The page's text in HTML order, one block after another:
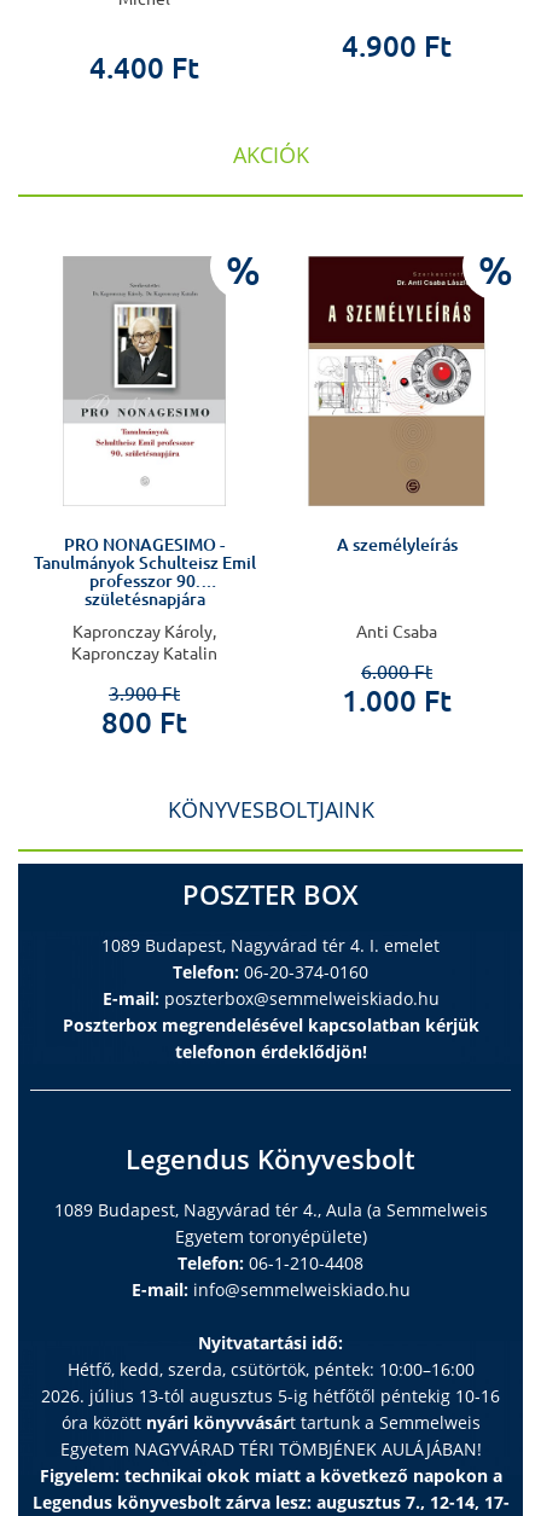
4.400 Ft
4.900 Ft
AKCIÓK
%
PRO NONAGESIMO -
Tanulmányok Schulteisz Emil
professzor 90.
születésnapjára
Kapronczay Károly,
Kapronczay Katalin
3.900 Ft
800 Ft
%
A személyleírás
Anti Csaba
6.000 Ft
1.000 Ft
KÖNYVESBOLTJAINK
POSZTER BOX
1089 Budapest, Nagyvárad tér 4. I. emelet
Telefon: 06-20-374-0160
E-mail: poszterbox@semmelweiskiado.hu
Poszterbox megrendelésével kapcsolatban kérjük
telefonon érdeklődjön!
Legendus Könyvesbolt
1089 Budapest, Nagyvárad tér 4., Aula (a Semmelweis
Egyetem toronyépülete)
Telefon: 06-1-210-4408
E-mail: info@semmelweiskiado.hu
Nyitvatartási idő:
Hétfő, kedd, szerda, csütörtök, péntek: 10:00–16:00
2026. július 13-tól augusztus 5-ig hétfőtől péntekig 10-16
óra között nyári könyvvásárt tartunk a Semmelweis
Egyetem NAGYVÁRAD TÉRI TÖMBJÉNEK AULÁJÁBAN!
Figyelem: technikai okok miatt a következő napokon a
Legendus könyvesbolt zárva lesz: augusztus 7., 12-14, 17-